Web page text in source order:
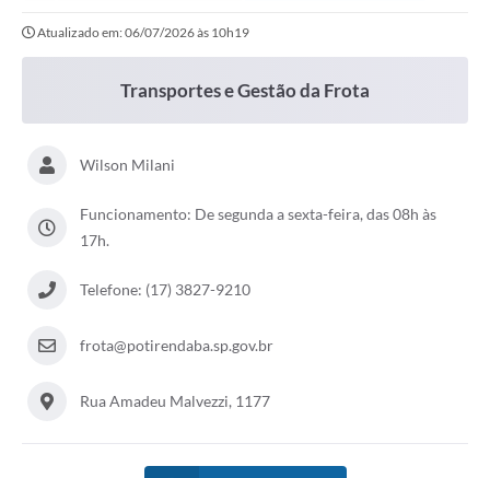
Atualizado em: 06/07/2026 às 10h19
Transportes e Gestão da Frota
Wilson Milani
Funcionamento: De segunda a sexta-feira, das 08h às
17h.
Telefone: (17) 3827-9210
frota@potirendaba.sp.gov.br
Rua Amadeu Malvezzi, 1177